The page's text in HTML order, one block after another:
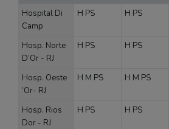
Hospital Di
Camp
H PS H PS
Hosp. Norte
D’Or - RJ
H PS H PS
Hosp. Oeste
‘Or- RJ
H M PS H M PS
Hosp. Rios
Dor - RJ
H PS H PS